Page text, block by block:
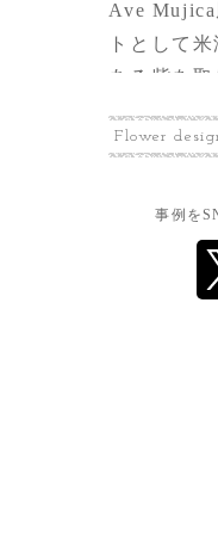
Ave Mujica
トとして
ある紫を取
お客様の
Flower
事例を